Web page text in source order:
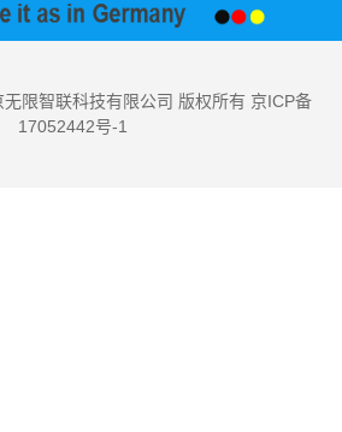
限智联科技有限公司 版权所有 京ICP备
17052442号-1